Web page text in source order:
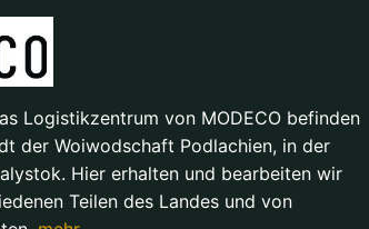
Logistikzentrum von MODECO befinden
der Woiwodschaft Podlachien, in der
Hier erhalten und bearbeiten wir
Teilen des Landes und von